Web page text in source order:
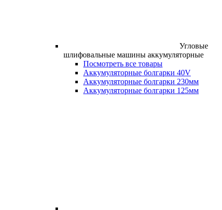
Угловые
шлифовальные машины аккумуляторные
Посмотреть все товары
Аккумуляторные болгарки 40V
Аккумуляторные болгарки 230мм
Аккумуляторные болгарки 125мм